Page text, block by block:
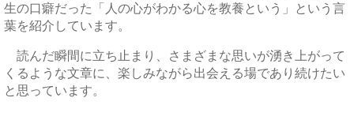
生の口癖だった「人の心がわかる心を教養という」という言
葉を紹介しています。
読んだ瞬間に立ち止まり、さまざまな思いが湧き上がって
くるような文章に、楽しみながら出会える場であり続けたい
と思っています。